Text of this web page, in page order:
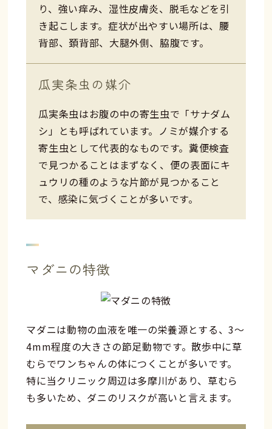
り、強い痒み、湿性皮膚炎、脱毛などを引
き起こします。症状が出やすい場所は、腰
背部、頚背部、大腿外側、脇腹です。
瓜実条虫の媒介
瓜実条虫はお腹の中の寄生虫で「サナダム
シ」とも呼ばれています。ノミが媒介する
寄生虫として代表的なものです。糞便検査
で見つかることはまずなく、便の表面にキ
ュウリの種のような片節が見つかること
で、感染に気づくことが多いです。
マダニの特徴
マダニは動物の血液を唯一の栄養源とする、3～
4mm程度の大きさの節足動物です。散歩中に草
むらでワンちゃんの体につくことが多いです。
特に当クリニック周辺は多摩川があり、草むら
も多いため、ダニのリスクが高いと言えます。